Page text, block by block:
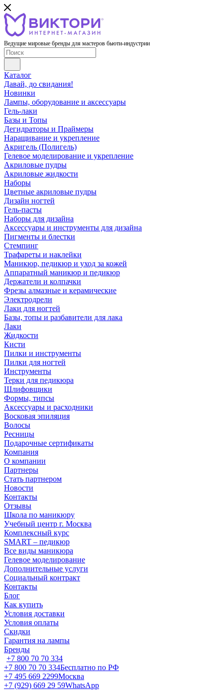
Ведущие мировые бренды для мастеров бьюти-индустрии
Каталог
Давай, до свидания!
Новинки
Лампы, оборудование и аксессуары
Гель-лаки
Базы и Топы
Дегидраторы и Праймеры
Наращивание и укрепление
Акригель (Полигель)
Гелевое моделирование и укрепление
Акриловые пудры
Акриловые жидкости
Наборы
Цветные акриловые пудры
Дизайн ногтей
Гель-пасты
Наборы для дизайна
Аксессуары и инструменты для дизайна
Пигменты и блестки
Стемпинг
Трафареты и наклейки
Маникюр, педикюр и уход за кожей
Аппаратный маникюр и педикюр
Держатели и колпачки
Фрезы алмазные и керамические
Электродрели
Лаки для ногтей
Базы, топы и разбавители для лака
Лаки
Жидкости
Кисти
Пилки и инструменты
Пилки для ногтей
Инструменты
Терки для педикюра
Шлифовщики
Формы, типсы
Аксессуары и расходники
Восковая эпиляция
Волосы
Ресницы
Подарочные сертификаты
Компания
О компании
Партнеры
Стать партнером
Новости
Контакты
Отзывы
Школа по маникюру
Учебный центр г. Москва
Комплексный курс
SMART – педикюр
Все виды маникюра
Гелевое моделирование
Дополнительные услуги
Социальный контракт
Контакты
Блог
Как купить
Условия доставки
Условия оплаты
Скидки
Гарантия на лампы
Бренды
+7 800 70 70 334
+7 800 70 70 334Бесплатно по РФ
+7 495 669 2299Москва
+7 (929) 669 29 59WhatsApp